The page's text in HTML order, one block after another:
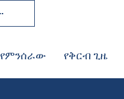
የምንሰራው የቅርብ ጊዜ